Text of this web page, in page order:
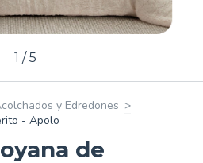
1 /5
y Edredones >
- Apolo
de